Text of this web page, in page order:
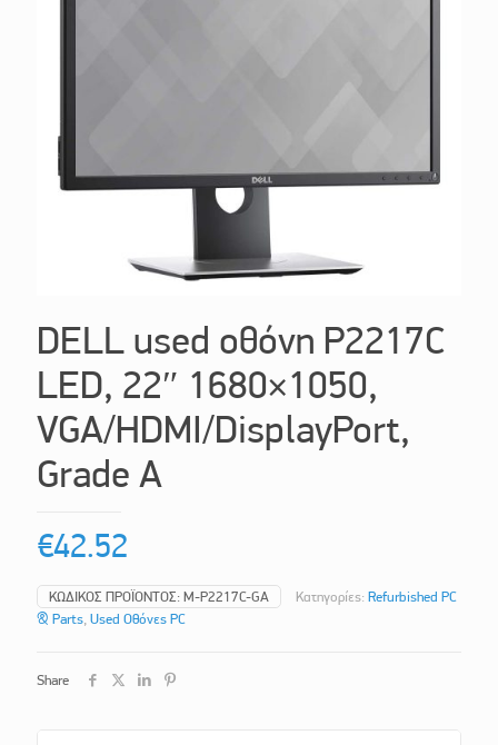
DELL used οθόνη P2217C
LED, 22″ 1680×1050,
VGA/HDMI/DisplayPort,
Grade A
€42.52
ΚΩΔΙΚΌΣ ΠΡΟΪΌΝΤΟΣ: M-P2217C-GA Κατηγορίες: Refurbished PC
& Parts, Used Οθόνες PC
Share